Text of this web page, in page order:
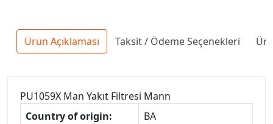
Ürün Açıklaması Taksit / Ödeme Seçenekleri
PU1059X Man Yakıt Filtresi Mann
Country of origin:
BA